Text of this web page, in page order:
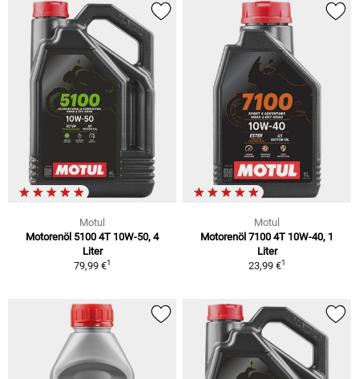
Motul
Motorenöl 5100 4T 10W-50, 4
Liter
79,99 €1
Motul
Motorenöl 7100 4T 10W-40, 1
Liter
23,99 €1